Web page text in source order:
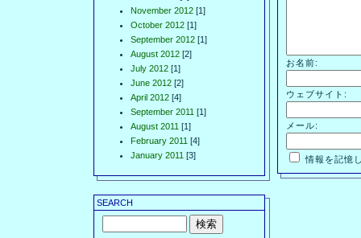
November 2012 [1]
October 2012 [1]
September 2012 [1]
August 2012 [2]
July 2012 [1]
June 2012 [2]
April 2012 [4]
September 2011 [1]
August 2011 [1]
February 2011 [4]
January 2011 [3]
SEARCH
お名前:
ウェブサイト:
メール:
情報を記憶